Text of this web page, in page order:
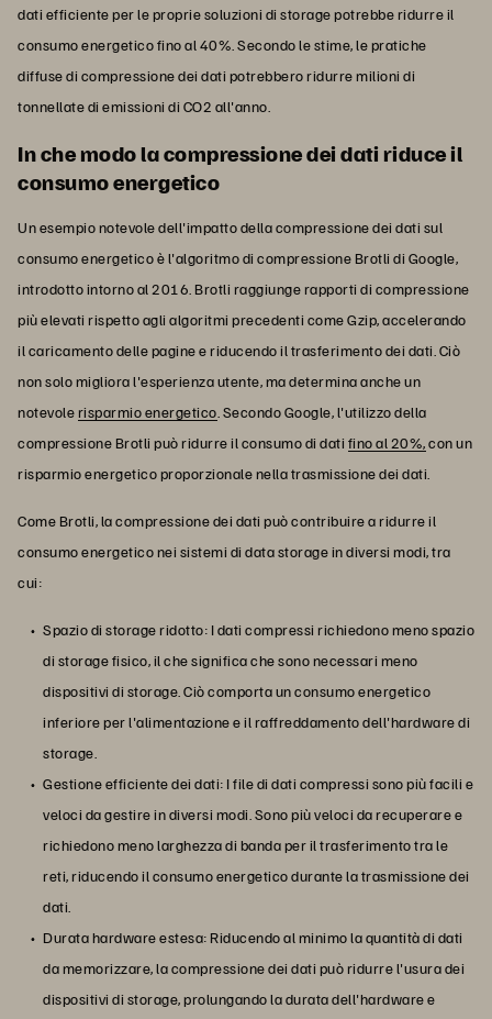
dati efficiente per le proprie soluzioni di storage potrebbe ridurre il
consumo energetico fino al 40%. Secondo le stime, le pratiche
diffuse di compressione dei dati potrebbero ridurre milioni di
tonnellate di emissioni di CO2 all'anno.
In che modo la compressione dei dati riduce il
consumo energetico
Un esempio notevole dell'impatto della compressione dei dati sul
consumo energetico è l'algoritmo di compressione Brotli di Google,
introdotto intorno al 2016. Brotli raggiunge rapporti di compressione
più elevati rispetto agli algoritmi precedenti come Gzip, accelerando
il caricamento delle pagine e riducendo il trasferimento dei dati. Ciò
non solo migliora l'esperienza utente, ma determina anche un
notevolerisparmio energetico. Secondo Google, l'utilizzo della
compressione Brotli può ridurre il consumo di dati fino al 20%,con un
risparmio energetico proporzionale nella trasmissione dei dati.
Come Brotli, la compressione dei dati può contribuire a ridurre il
consumo energetico nei sistemi di data storage in diversi modi, tra
cui:
Spazio di storage ridotto: I dati compressi richiedono meno spazio
di storage fisico, il che significa che sono necessari meno
dispositivi di storage. Ciò comporta un consumo energetico
inferiore per l'alimentazione e il raffreddamento dell'hardware di
storage.
Gestione efficiente dei dati: I file di dati compressi sono più facili e
veloci da gestire in diversi modi. Sono più veloci da recuperare e
richiedono meno larghezza di banda per il trasferimento tra le
reti, riducendo il consumo energetico durante la trasmissione dei
dati.
Durata hardware estesa: Riducendo al minimo la quantità di dati
da memorizzare, la compressione dei dati può ridurre l'usura dei
dispositivi di storage, prolungando la durata dell'hardware e